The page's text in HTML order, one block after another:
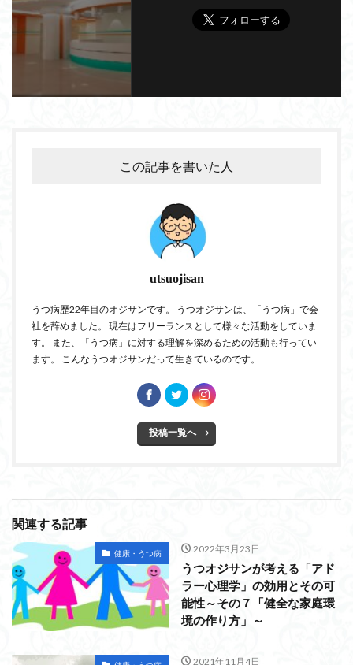
この記事を書いた人
utsuojisan
うつ病歴22年目のオジサンです。 うつオジサンは、「うつ病」で会
社を辞めました。 現在はフリーランスとして様々な活動をしていま
す。 また、「うつ病」に対する理解を深めるための活動も行ってい
ます。 こんなうつオジサンだって生きているのです。
投稿一覧へ
関連する記事
健康・うつ病 2022年3月23日
うつオジサンが考える「アド
ラー心理学」の効用とその可
能性～その７「健全な家庭環
境の作り方」～
2021年11月4日